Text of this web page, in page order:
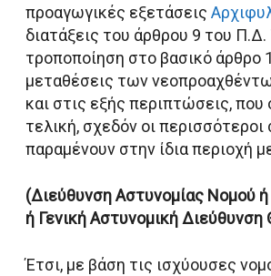
προαγωγικές εξετάσεις
διατάξεις του άρθρου 9 του
τροποποίηση στο βασικό άρθρο
μεταθέσεις των
και στις εξής περιπτώσεις,
τελική, σχεδόν οι
παραμένουν στην ίδια περιοχή
(Διεύθυνση Αστυνομίας Νομού
ή Γενική Αστυνομική
Έτσι, με βάση τις ισχύουσες